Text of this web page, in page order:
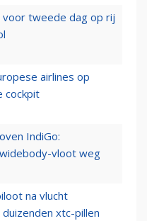
voor tweede dag op rij
airlines op
cockpit
IndiGo:
vloot weg
na vlucht
xtc-pillen